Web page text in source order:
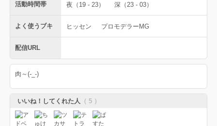
活動時間帯 夜（19 - 23） 深（23 - 03）
よく使うブキ ヒッセン プロモデラーMG
配信URL
肉～(-_-)
いいね！してくれた人 （ 5 ）